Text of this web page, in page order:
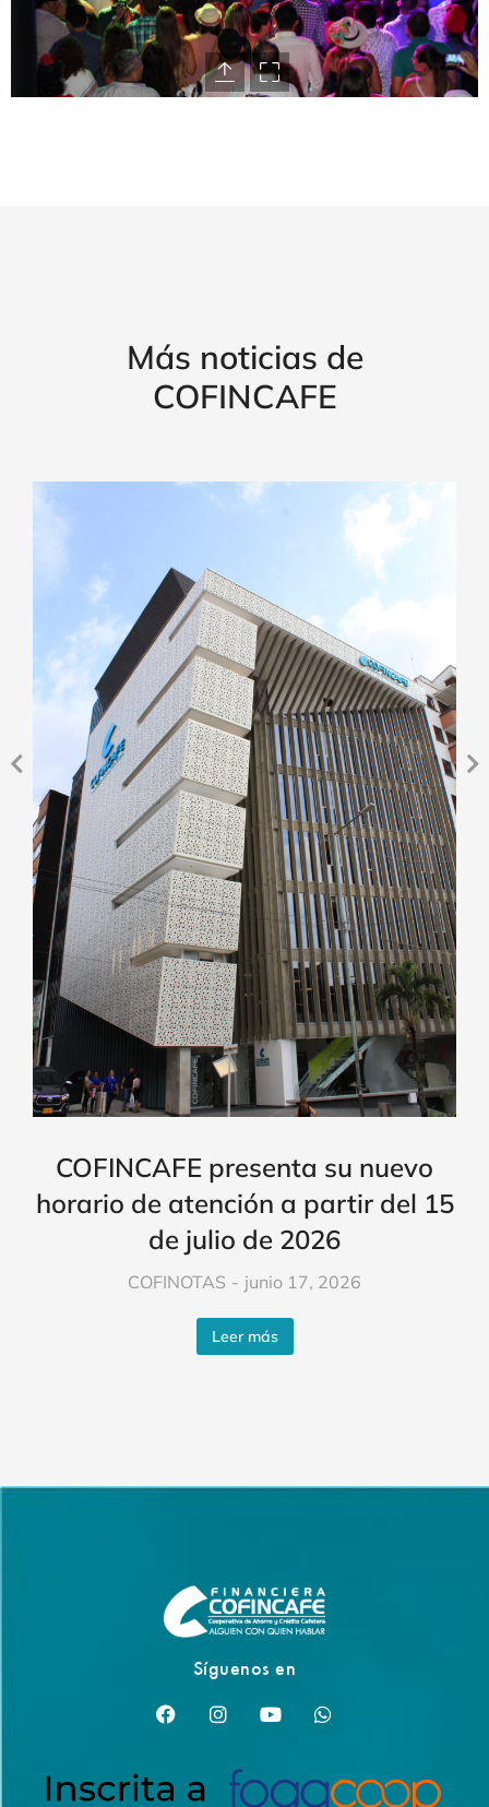
Más noticias de
COFINCAFE
COFINCAFE presenta su nuevo
horario de atención a partir del 15
de julio de 2026
COFINOTAS junio 17, 2026
Leer más
Síguenos en